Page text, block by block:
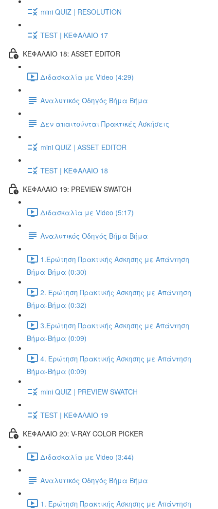
mini QUIZ | RESOLUTION
TEST | ΚΕΦΑΛΑΙΟ 17
ΚΕΦΑΛΑΙΟ 18: ASSET EDITOR
Διδασκαλία με Video (4:29)
Αναλυτικός Οδηγός Βήμα Βήμα
Δεν απαιτούνται Πρακτικές Ασκήσεις
mini QUIZ | ASSET EDITOR
TEST | ΚΕΦΑΛΑΙΟ 18
ΚΕΦΑΛΑΙΟ 19: PREVIEW SWATCH
Διδασκαλία με Video (5:17)
Αναλυτικός Οδηγός Βήμα Βήμα
1.Ερώτηση Πρακτικής Άσκησης με Απάντηση
Βήμα-Βήμα (0:30)
2. Ερώτηση Πρακτικής Άσκησης με Απάντηση
Βήμα-Βήμα (0:32)
3.Ερώτηση Πρακτικής Άσκησης με Απάντηση
Βήμα-Βήμα (0:09)
4. Ερώτηση Πρακτικής Άσκησης με Απάντηση
Βήμα-Βήμα (0:09)
mini QUIZ | PREVIEW SWATCH
TEST | ΚΕΦΑΛΑΙΟ 19
ΚΕΦΑΛΑΙΟ 20: V-RAY COLOR PICKER
Διδασκαλία με Video (3:44)
Αναλυτικός Οδηγός Βήμα Βήμα
1. Ερώτηση Πρακτικής Άσκησης με Απάντηση